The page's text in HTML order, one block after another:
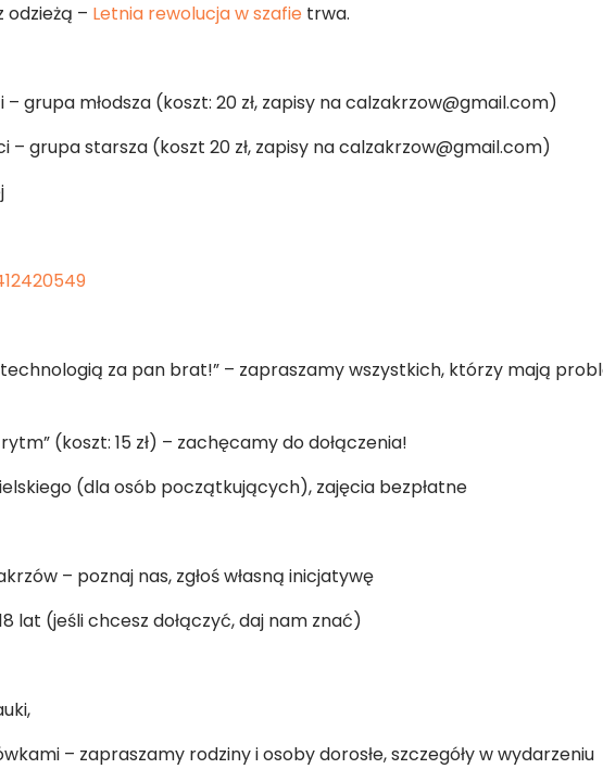
odzieżą – Letnia rewolucja w szafie trwa.
– grupa młodsza (koszt: 20 zł, zapisy na calzakrzow@gmail.com)
– grupa starsza (koszt 20 zł, zapisy na calzakrzow@gmail.com)
technologią za pan brat!” – zapraszamy wszystkich, którzy mają
(koszt: 15 zł) – zachęcamy do dołączenia!
(dla osób początkujących), zajęcia bezpłatne
– poznaj nas, zgłoś własną inicjatywę
lat (jeśli chcesz dołączyć, daj nam znać)
– zapraszamy rodziny i osoby dorosłe, szczegóły w wydarzeniu